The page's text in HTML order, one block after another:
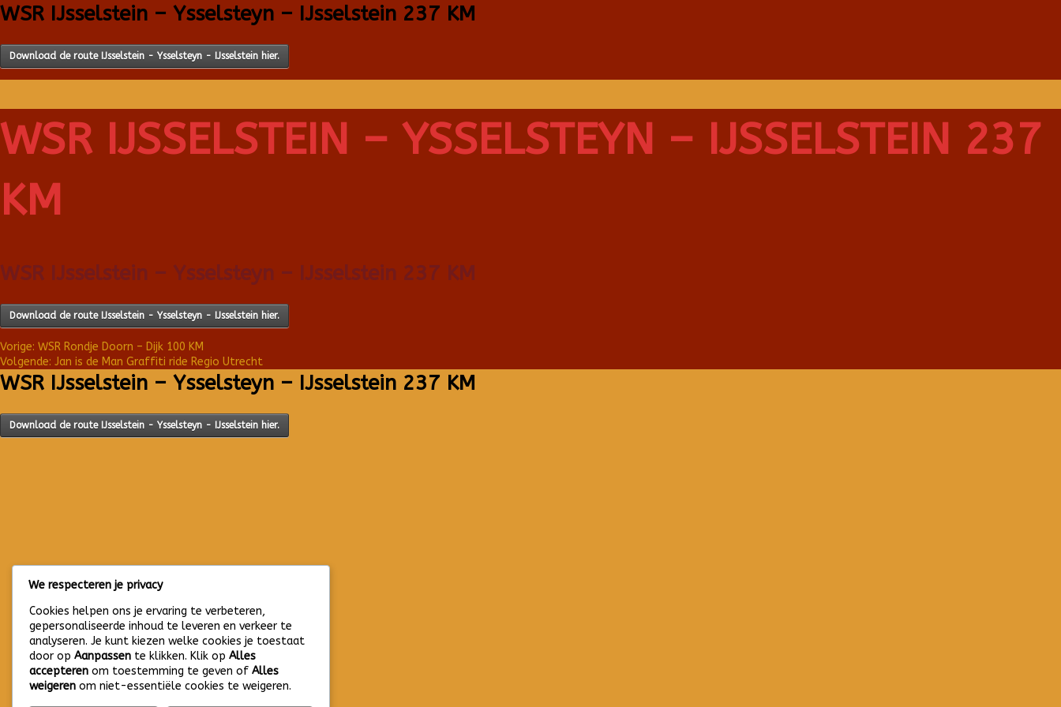
WSR IJsselstein – Ysselsteyn – IJsselstein 237 KM
Download de route IJsselstein - Ysselsteyn - IJsselstein hier.
WSR IJSSELSTEIN – YSSELSTEYN – IJSSELSTEIN 237
KM
WSR IJsselstein – Ysselsteyn – IJsselstein 237 KM
Download de route IJsselstein - Ysselsteyn - IJsselstein hier.
BERICHT
NAVIGATIE
Vorige: WSR Rondje Doorn – Dijk 100 KM
Volgende: Jan is de Man Graffiti ride Regio Utrecht
WSR IJsselstein – Ysselsteyn – IJsselstein 237 KM
Download de route IJsselstein - Ysselsteyn - IJsselstein hier.
We respecteren je privacy
Cookies helpen ons je ervaring te verbeteren,
gepersonaliseerde inhoud te leveren en verkeer te
analyseren. Je kunt kiezen welke cookies je toestaat
door op Aanpassen te klikken. Klik op Alles
accepteren om toestemming te geven of Alles
weigeren om niet-essentiële cookies te weigeren.